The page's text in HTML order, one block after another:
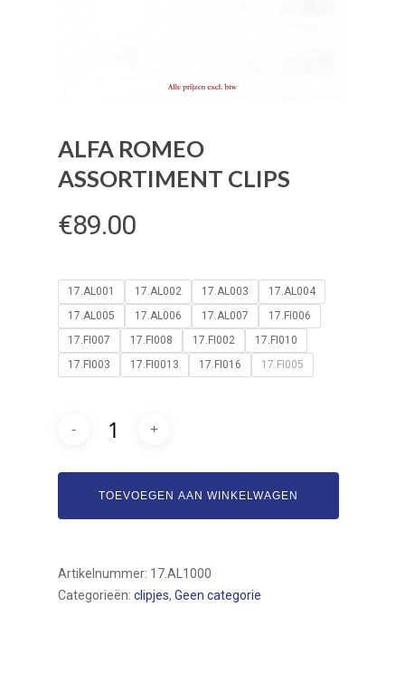
ALFA ROMEO
ASSORTIMENT CLIPS
€89.00
17.AL001 17.AL002 17.AL003
17.AL004
17.AL005
17.AL006 17.AL007
17.FI006
17.FI007
17.FI008 17.FI002
17.FI010
17.FI003
17.FI0013 17.FI016 17.FI005
TOEVOEGEN AAN WINKELWAGEN
Artikelnummer: 17.AL1000
Categorieën: clipjes, Geen categorie
Bogamat
Automaterialen
Over ons